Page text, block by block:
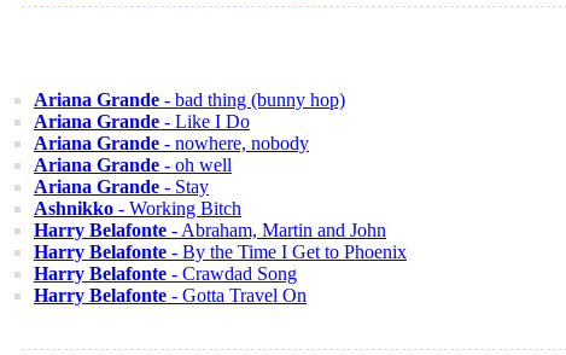
Ariana Grande - bad thing (bunny hop)
Ariana Grande - Like I Do
Ariana Grande - nowhere, nobody
Ariana Grande - oh well
Ariana Grande - Stay
Ashnikko - Working Bitch
Harry Belafonte - Abraham, Martin and John
Harry Belafonte - By the Time I Get to Phoenix
Harry Belafonte - Crawdad Song
Harry Belafonte - Gotta Travel On